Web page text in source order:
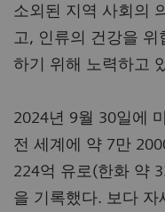
소외된 지역 사회의
고, 인류의 건강을
하기 위해 노력하고
2024년 9월 30일에
전 세계에 약 7만
224억 유로(한화 약
을 기록했다. 보다